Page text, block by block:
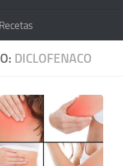
Recetas
DICLOFENACO